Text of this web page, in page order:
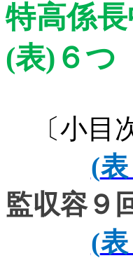
特高係
(表) ６つ
〔小目
(
監収容９
(表